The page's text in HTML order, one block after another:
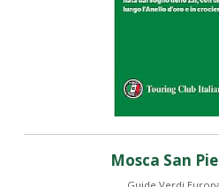
Mosca San